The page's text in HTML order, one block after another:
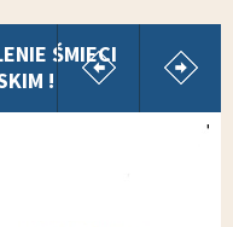
ŚMIECI
!